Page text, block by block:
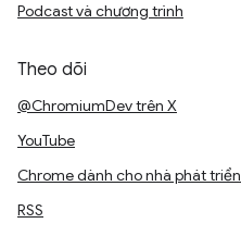
Podcast và chương trình
Theo dõi
@ChromiumDev trên X
YouTube
Chrome dành cho nhà phát
RSS